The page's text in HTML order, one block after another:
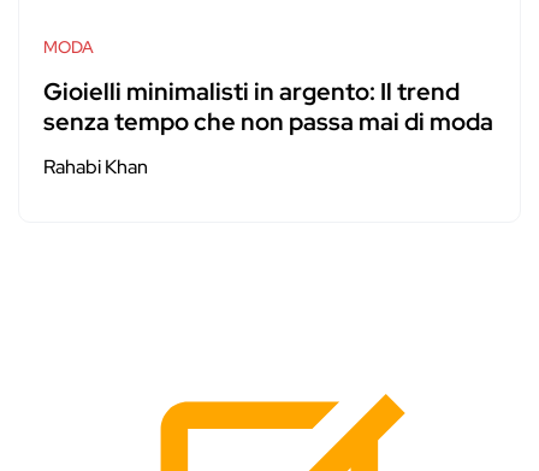
MODA
Gioielli minimalisti in argento: Il trend
senza tempo che non passa mai di moda
Rahabi Khan